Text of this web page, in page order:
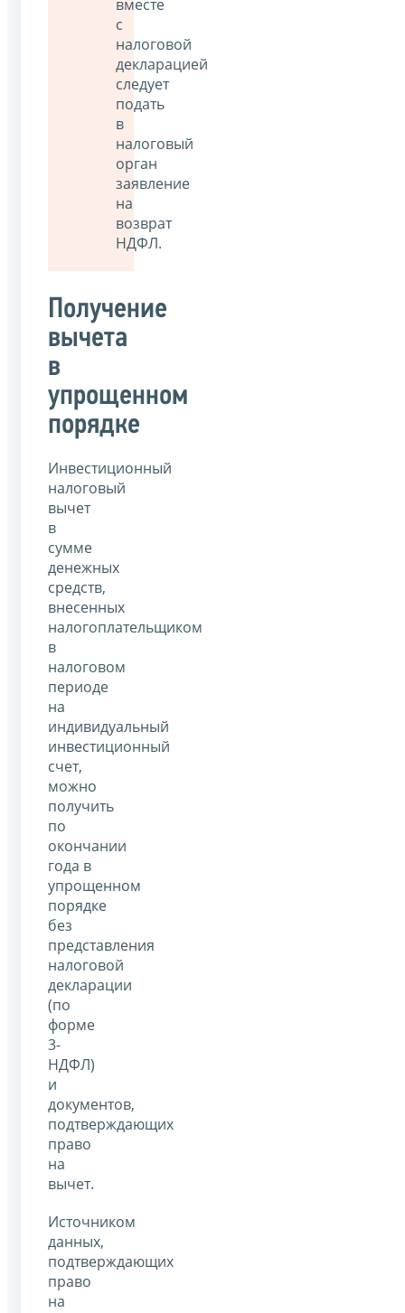
вместе
с
налоговой
декларацией
следует
подать
в
налоговый
орган
заявление
на
возврат
НДФЛ.
Получение
вычета
в
упрощенном
порядке
Инвестиционный
налоговый
вычет
в
сумме
денежных
средств,
внесенных
налогоплательщиком
в
налоговом
периоде
на
индивидуальный
инвестиционный
счет,
можно
получить
по
окончании
года в
упрощенном
порядке
без
представления
налоговой
декларации
(по
форме
3-
НДФЛ)
и
документов,
подтверждающих
право
на
вычет.
Источником
данных,
подтверждающих
право
на